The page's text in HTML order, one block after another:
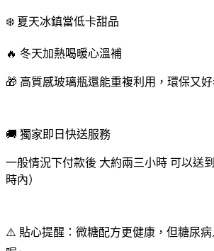
❄️ 夏天冰鎮當低卡甜品
🔥 冬天加熱喝暖心溫補
🎁 高質感玻璃瓶還能重複利用，環保又好
🚚 獨家即日快送服務
一般情況下付款後 大約兩三小時 可以送
時內）
⚠️ 貼心提醒：微糖配方更健康，但糖尿